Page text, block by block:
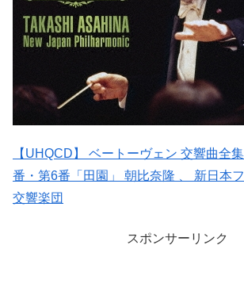
【UHQCD】 ベートーヴェン 交響曲全
番・第6番「田園」 朝比奈隆 、 新日本
交響楽団
スポンサーリンク